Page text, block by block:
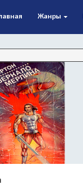
Жанры